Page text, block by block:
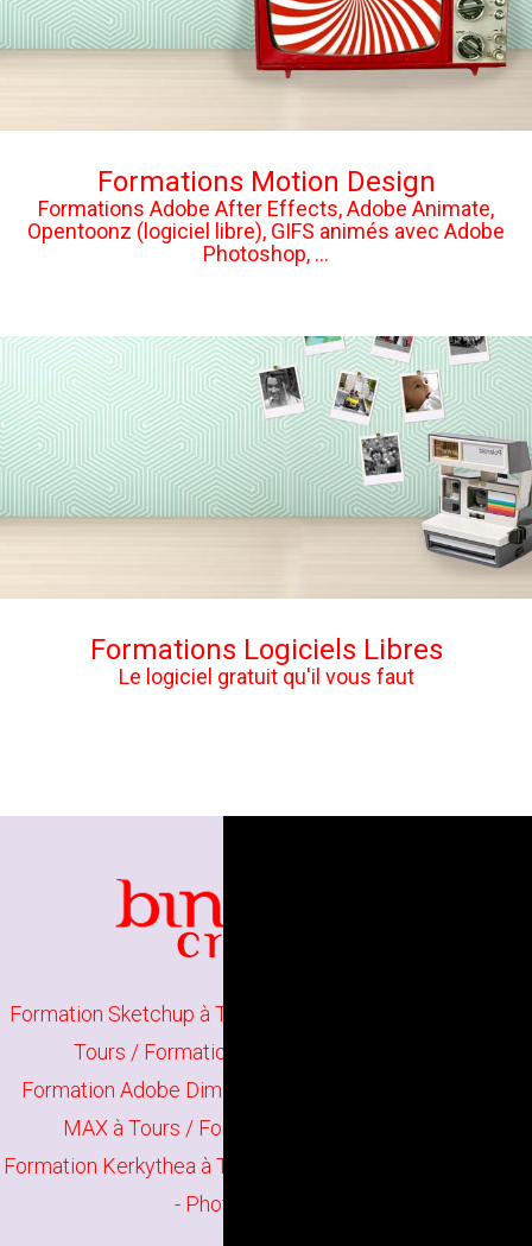
Formations Motion Design
Formations Adobe After Effects, Adobe Animate,
Opentoonz (logiciel libre), GIFS animés avec Adobe
Photoshop, ...
Formations Logiciels Libres
Le logiciel gratuit qu'il vous faut
Formation Sketchup à Tours
Tours / Formation Twilight Render à Tours
Formation Adobe Dimension à Tours
MAX à Tours / Formation Cinema 4D à Tours
Formation Kerkythea à Tours
- Photoshop à Tours